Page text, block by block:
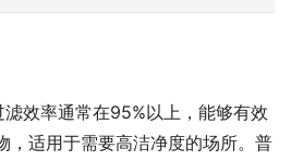
效率通常在95%以上，能够有效
，适用于需要高洁净度的场所。普